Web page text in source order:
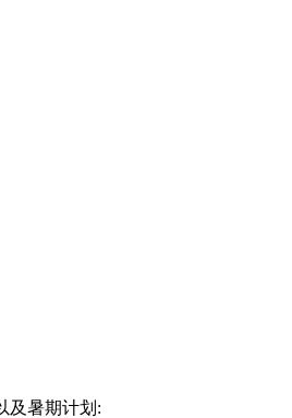
及暑期计划: